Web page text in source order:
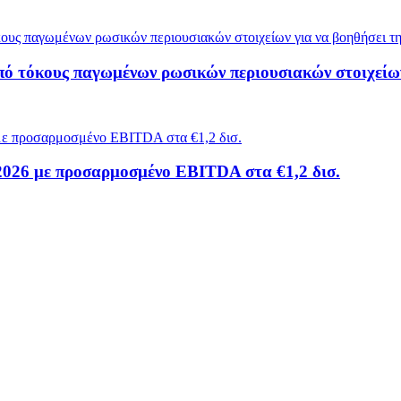
παγωμένων ρωσικών περιουσιακών
με προσαρμοσμένο EBITDA στα €1,2 δισ.